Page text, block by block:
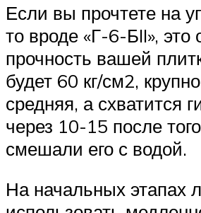
Если вы прочтете на
то вроде «Г-6-БII», это
прочность вашей
будет 60 кг/см2,
средняя, а схватится
через 10-15 после
смешали его с водой.
На начальных этапах